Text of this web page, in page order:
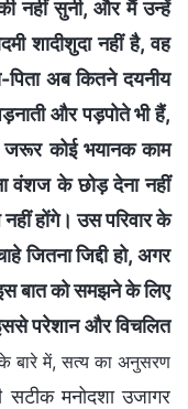
नहीं सुनी, और मैं उन्हें
शादीशुदा नहीं है, वह
पिता अब कितने दयनीय
और पड़पोते भी हैं,
कोई भयानक काम
वंशज के छोड़ देना नहीं
होंगे। उस परिवार के
जितना जिद्दी हो, अगर
बात को समझने के लिए
परेशान और विचलित
में, सत्य का अनुसरण
मनोदशा उजागर